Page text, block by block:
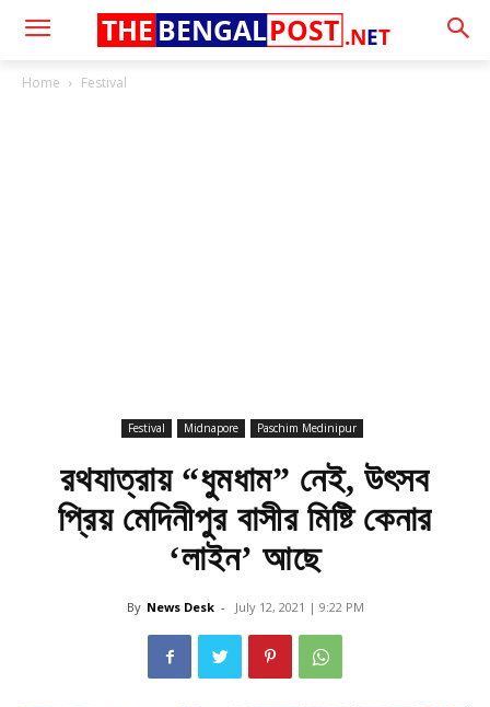
.NET
THE BENGALPOST
Home Festival
Festival Midnapore Paschim Medinipur
রথযাত্রায় “ধুমধাম” নেই, উৎসব
প্রিয় মেদিনীপুর বাসীর মিষ্টি কেনার
‘লাইন’ আছে
By News Desk - July 12, 2021 | 9:22 PM